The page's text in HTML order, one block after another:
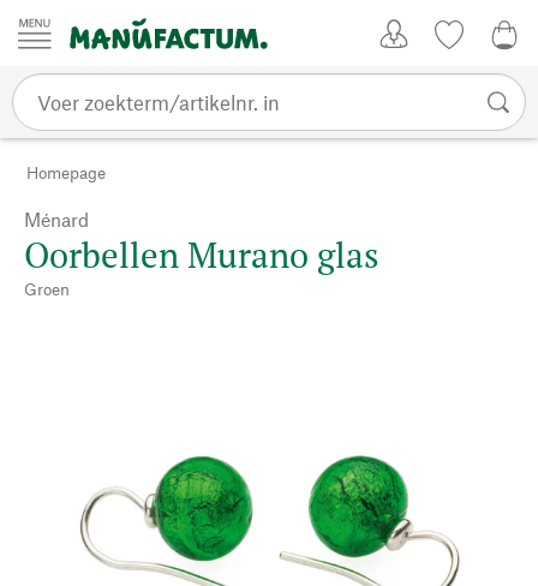
Passer au contenu
Homepage
Ménard
Oorbellen Murano glas
Groen